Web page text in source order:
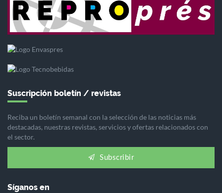
Suscripción boletín / revistas
Reciba un boletín semanal con la selección de las noticias más
destacadas, nuestras revistas, servicios y ofertas relacionados con
el sector.
Subscribir
Síganos en